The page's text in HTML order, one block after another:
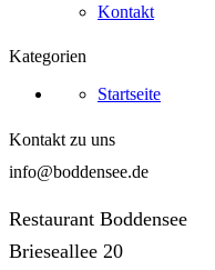
Kontakt
Kategorien
Startseite
Kontakt zu uns
info@boddensee.de
Restaurant Boddensee
Brieseallee 20